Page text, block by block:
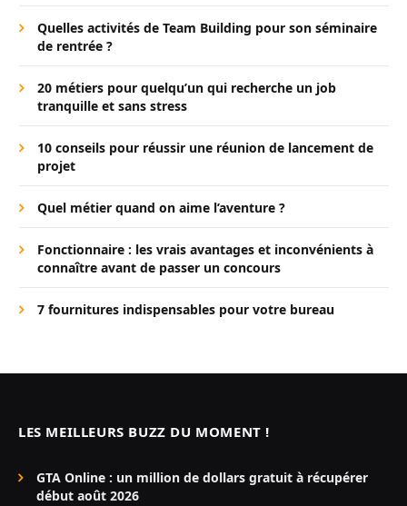
Quelles activités de Team Building pour son séminaire
de rentrée ?
20 métiers pour quelqu’un qui recherche un job
tranquille et sans stress
10 conseils pour réussir une réunion de lancement de
projet
Quel métier quand on aime l’aventure ?
Fonctionnaire : les vrais avantages et inconvénients à
connaître avant de passer un concours
7 fournitures indispensables pour votre bureau
LES MEILLEURS BUZZ DU MOMENT !
GTA Online : un million de dollars gratuit à récupérer
début août 2026